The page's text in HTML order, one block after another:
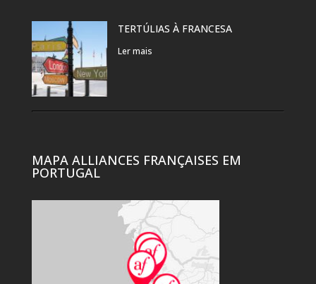
TERTÚLIAS À FRANCESA
Ler mais
MAPA ALLIANCES FRANÇAISES EM
PORTUGAL